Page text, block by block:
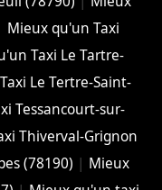
Mieux qu'un Taxi
Taxi Le Tartre-
Le Tertre-Saint-
Tessancourt-sur-
Thiverval-Grignon
(78190) | Mieux